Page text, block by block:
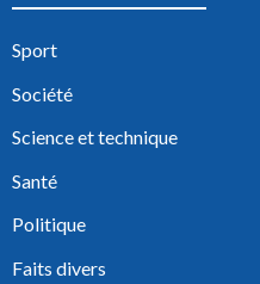
Sport
Société
Science et technique
Santé
Politique
Faits divers